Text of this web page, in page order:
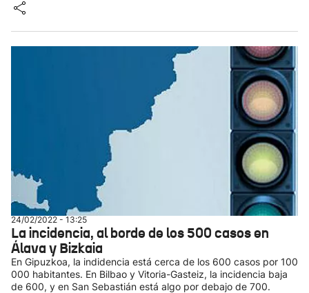
24/02/2022 - 13:25
La incidencia, al borde de los 500 casos en
Álava y Bizkaia
En Gipuzkoa, la indidencia está cerca de los 600 casos por 100
000 habitantes. En Bilbao y Vitoria-Gasteiz, la incidencia baja
de 600, y en San Sebastián está algo por debajo de 700.